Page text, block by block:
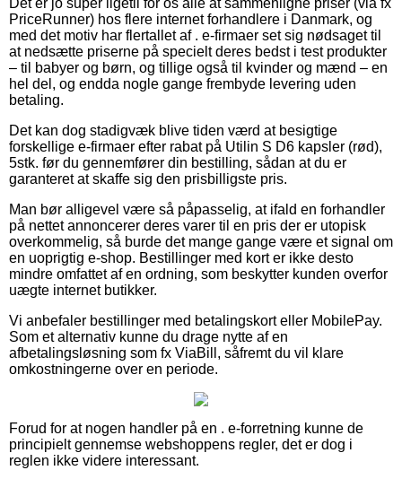
PriceRunner) hos flere internet forhandlere i Danmark, og
med det motiv har flertallet af . e-firmaer set sig nødsaget til
at nedsætte priserne på specielt deres bedst i test produkter
– til babyer og børn, og tillige også til kvinder og mænd – en
hel del, og endda nogle gange frembyde levering uden
betaling.
Det kan dog stadigvæk blive tiden værd at besigtige
forskellige e-firmaer efter rabat på Utilin S D6 kapsler (rød),
5stk. før du gennemfører din bestilling, sådan at du er
garanteret at skaffe sig den prisbilligste pris.
Man bør alligevel være så påpasselig, at ifald en forhandler
på nettet annoncerer deres varer til en pris der er utopisk
overkommelig, så burde det mange gange være et signal om
en uoprigtig e-shop. Bestillinger med kort er ikke desto
mindre omfattet af en ordning, som beskytter kunden overfor
uægte internet butikker.
Vi anbefaler bestillinger med betalingskort eller MobilePay.
Som et alternativ kunne du drage nytte af en
afbetalingsløsning som fx ViaBill, såfremt du vil klare
omkostningerne over en periode.
Forud for at nogen handler på en . e-forretning kunne de
principielt gennemse webshoppens regler, det er dog i
reglen ikke videre interessant.